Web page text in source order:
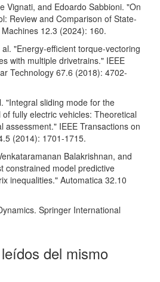
Vignati, and Edoardo Sabbioni. "On
Review and Comparison of State-
12.3 (2024): 160.
"Energy-efficient torque-vectoring
with multiple drivetrains." IEEE
Technology 67.6 (2018): 4702-
"Integral sliding mode for the
fully electric vehicles: Theoretical
assessment." IEEE Transactions on
(2014): 1701-1715.
Balakrishnan, and
constrained model predictive
inequalities." Automatica 32.10
Springer International
del mismo